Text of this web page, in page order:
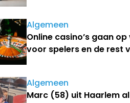
Algemeen
Online casino’s gaan
voor spelers en de rest
Algemeen
Marc (58) uit Haarlem